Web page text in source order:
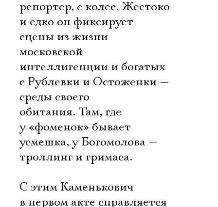
репортер, с колес. Жестоко
и едко он фиксирует
сцены из жизни
московской
интеллигенции и богатых
с Рублевки и Остоженки —
среды своего
обитания. Там, где
у «фоменок» бывает
усмешка, у Богомолова —
троллинг и гримаса.
С этим Каменькович
в первом акте справляется